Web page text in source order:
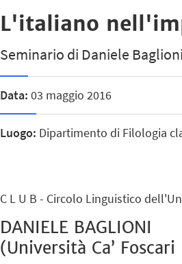
L'italiano
Seminario di Daniele
Data: 03 maggio 2016
Luogo: Dipartimento di Filologia
C L U B - Circolo Linguistico
DANIELE BAGLIONI
(Università Ca’